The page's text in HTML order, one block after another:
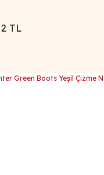
TL